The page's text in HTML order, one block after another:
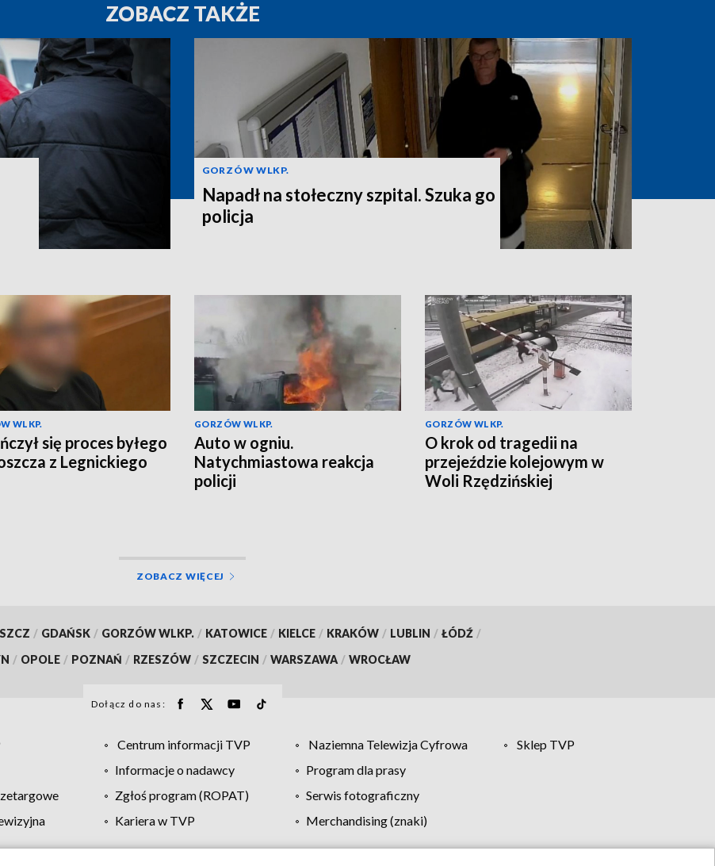
ZOBACZ TAKŻE
GORZÓW WLKP.
Napadł na stołeczny szpital. Szuka go
policja
WLKP.
się proces byłego
z Legnickiego
GORZÓW WLKP.
Auto w ogniu.
Natychmiastowa reakcja
policji
GORZÓW WLKP.
O krok od tragedii na
przejeździe kolejowym w
Woli Rzędzińskiej
ZOBACZ WIĘCEJ
/ GDAŃSK / GORZÓW WLKP. / KATOWICE / KIELCE / KRAKÓW / LUBLIN / ŁÓDŹ /
/ OPOLE / POZNAŃ / RZESZÓW / SZCZECIN / WARSZAWA / WROCŁAW
Dołącz do nas:
Centrum informacji TVP Naziemna Telewizja Cyfrowa
Sklep TVP
Informacje o nadawcy
Program dla prasy
Zgłoś program (ROPAT)
Serwis fotograficzny
Kariera w TVP
Merchandising (znaki)